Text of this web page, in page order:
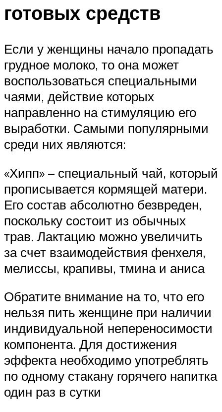
готовых средств
Если у женщины начало пропадать
грудное молоко, то она может
воспользоваться специальными
чаями, действие которых
направленно на стимуляцию его
выработки. Самыми популярными
среди них являются:
«Хипп» – специальный чай, который
прописывается кормящей матери.
Его состав абсолютно безвреден,
поскольку состоит из обычных
трав. Лактацию можно увеличить
за счет взаимодействия фенхеля,
мелиссы, крапивы, тмина и аниса
Обратите внимание на то, что его
нельзя пить женщине при наличии
индивидуальной непереносимости
компонента. Для достижения
эффекта необходимо употреблять
по одному стакану горячего напитка
один раз в сутки